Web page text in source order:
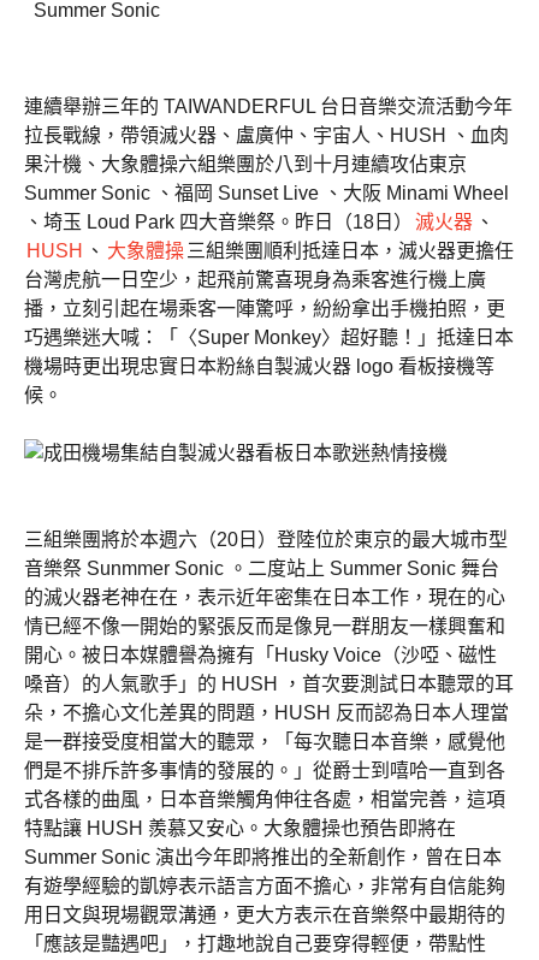
連續舉辦三年的 TAIWANDERFUL 台日音樂交流活動今年
拉長戰線，帶領滅火器、盧廣仲、宇宙人、HUSH 、血肉
果汁機、大象體操六組樂團於八到十月連續攻佔東京
Summer Sonic 、福岡 Sunset Live 、大阪 Minami Wheel
、埼玉 Loud Park 四大音樂祭。昨日（18日）
滅火器 、
HUSH
、 大象體操 三組樂團順利抵達日本，滅火器更擔任
台灣虎航一日空少，起飛前驚喜現身為乘客進行機上廣
播，立刻引起在場乘客一陣驚呼，紛紛拿出手機拍照，更
巧遇樂迷大喊：「〈Super Monkey〉超好聽！」抵達日本
機場時更出現忠實日本粉絲自製滅火器 logo 看板接機等
候。
三組樂團將於本週六（20日）登陸位於東京的最大城市型
音樂祭 Sunmmer Sonic 。二度站上 Summer Sonic 舞台
的滅火器老神在在，表示近年密集在日本工作，現在的心
情已經不像一開始的緊張反而是像見一群朋友一樣興奮和
開心。被日本媒體譽為擁有「Husky Voice（沙啞、磁性
嗓音）的人氣歌手」的 HUSH ，首次要測試日本聽眾的耳
朵，不擔心文化差異的問題，HUSH 反而認為日本人理當
是一群接受度相當大的聽眾，「每次聽日本音樂，感覺他
們是不排斥許多事情的發展的。」從爵士到嘻哈一直到各
式各樣的曲風，日本音樂觸角伸往各處，相當完善，這項
特點讓 HUSH 羨慕又安心。大象體操也預告即將在
Summer Sonic 演出今年即將推出的全新創作，曾在日本
有遊學經驗的凱婷表示語言方面不擔心，非常有自信能夠
用日文與現場觀眾溝通，更大方表示在音樂祭中最期待的
「應該是豔遇吧」，打趣地說自己要穿得輕便，帶點性